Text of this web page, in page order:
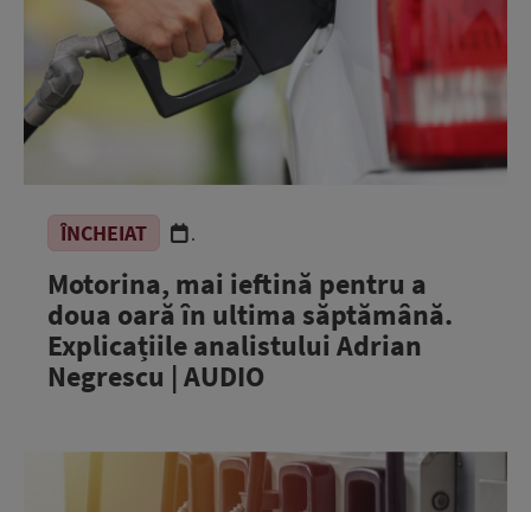
ÎNCHEIAT .
Motorina, mai ieftină pentru a
doua oară în ultima săptămână.
Explicațiile analistului Adrian
Negrescu | AUDIO